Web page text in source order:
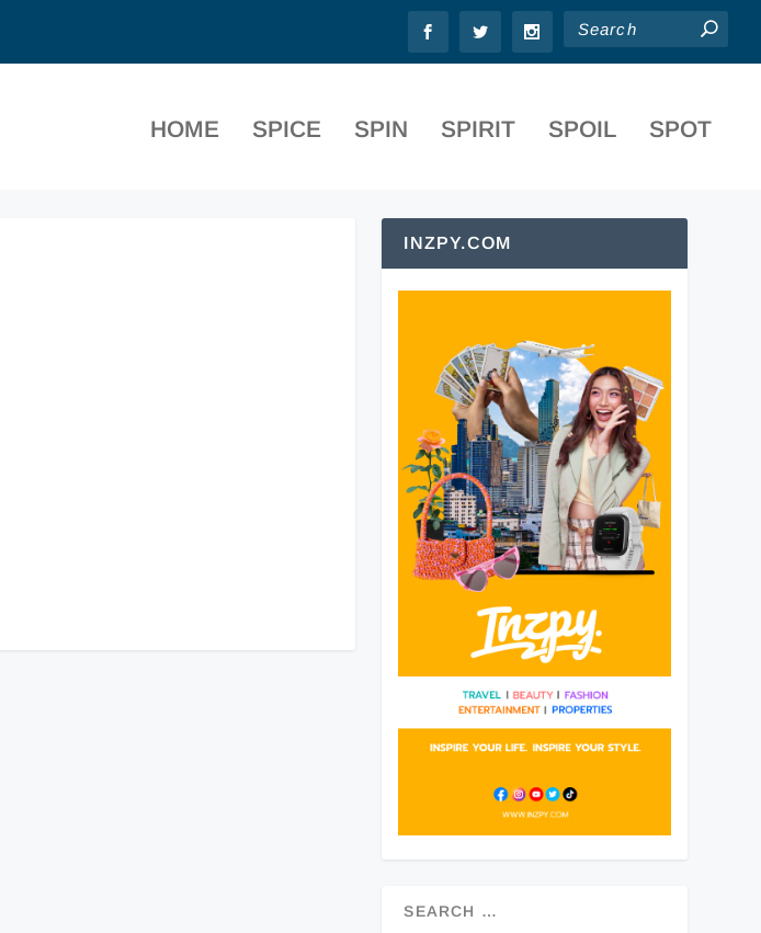
HOME SPICE SPIN SPIRIT SPOIL SPOT
INZPY.COM